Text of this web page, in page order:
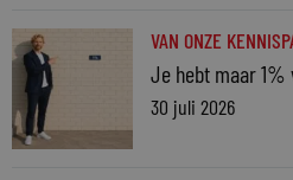
VAN ONZE
Je hebt maar
30 juli 2026